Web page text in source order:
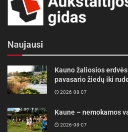
Naujausi
Kauno žaliosios
pavasario žiedų iki
2026-08-07
Kaune – nemokamos
2026-08-07